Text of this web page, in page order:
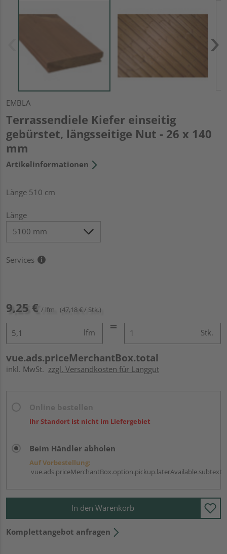
EMBLA
Terrassendiele Kiefer einseitig
gebürstet, längsseitige Nut - 26 x 140
mm
Artikelinformationen
Länge 510 cm
Länge
Services
9,25 € / lfm (47,18 € / Stk.)
lfm Stk.
vue.ads.priceMerchantBox.total
inkl. MwSt. zzgl. Versandkosten für Langgut
Ihr Standort ist nicht im Liefergebiet
Beim Händler abholen
Auf Vorbestellung:
vue.ads.priceMerchantBox.option.pickup.laterAvailable.subtext
In den Warenkorb
Komplettangebot anfragen